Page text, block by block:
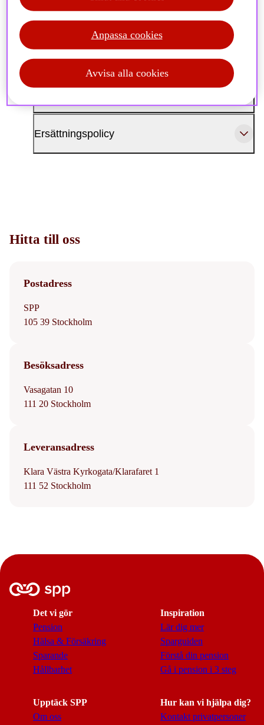
Ledning
Styrelse
Ersättningspolicy
Hitta till oss
Postadress
SPP
105 39 Stockholm
Besöksadress
Vasagatan 10
111 20 Stockholm
Leveransadress
Klara Västra Kyrkogata/Klarafaret 1
111 52 Stockholm
Det vi gör
Pension
Hälsa & Försäkring
Sparande
Hållbarhet
Inspiration
Lär dig mer
Sparguiden
Förstå din pension
Gå i pension i 3 steg
Upptäck SPP
Om oss
Hur kan vi hjälpa dig?
Kontakt privatpersoner
Anpassa cookies
Avvisa alla cookies